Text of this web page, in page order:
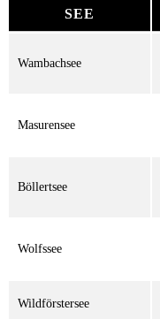
SEE
Wambachsee
Masurensee
Böllertsee
Wolfssee
Wildförstersee